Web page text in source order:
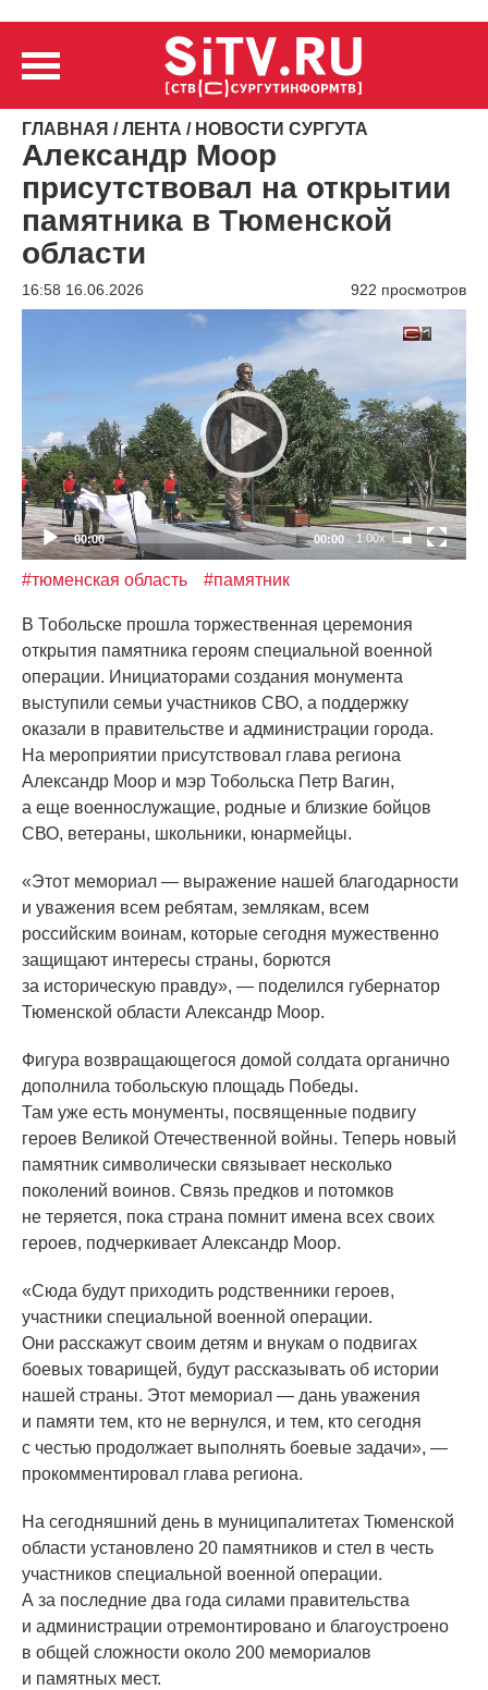
ГЛАВНАЯ /ЛЕНТА / НОВОСТИ СУРГУТА
Александр Моор
присутствовал на открытии
памятника в Тюменской
области
16:58 16.06.2026 922 просмотров
00:00 00:00 1.00x
#тюменская область #памятник
В Тобольске прошла торжественная церемония
открытия памятника героям специальной военной
операции. Инициаторами создания монумента
выступили семьи участников СВО, а поддержку
оказали в правительстве и администрации города.
На мероприятии присутствовал глава региона
Александр Моор и мэр Тобольска Петр Вагин,
а еще военнослужащие, родные и близкие бойцов
СВО, ветераны, школьники, юнармейцы.
«Этот мемориал — выражение нашей благодарности
и уважения всем ребятам, землякам, всем
российским воинам, которые сегодня мужественно
защищают интересы страны, борются
за историческую правду», — поделился губернатор
Тюменской области Александр Моор.
Фигура возвращающегося домой солдата органично
дополнила тобольскую площадь Победы.
Там уже есть монументы, посвященные подвигу
героев Великой Отечественной войны. Теперь новый
памятник символически связывает несколько
поколений воинов. Связь предков и потомков
не теряется, пока страна помнит имена всех своих
героев, подчеркивает Александр Моор.
«Сюда будут приходить родственники героев,
участники специальной военной операции.
Они расскажут своим детям и внукам о подвигах
боевых товарищей, будут рассказывать об истории
нашей страны. Этот мемориал — дань уважения
и памяти тем, кто не вернулся, и тем, кто сегодня
с честью продолжает выполнять боевые задачи», —
прокомментировал глава региона.
На сегодняшний день в муниципалитетах Тюменской
области установлено 20 памятников и стел в честь
участников специальной военной операции.
А за последние два года силами правительства
и администрации отремонтировано и благоустроено
в общей сложности около 200 мемориалов
и памятных мест.